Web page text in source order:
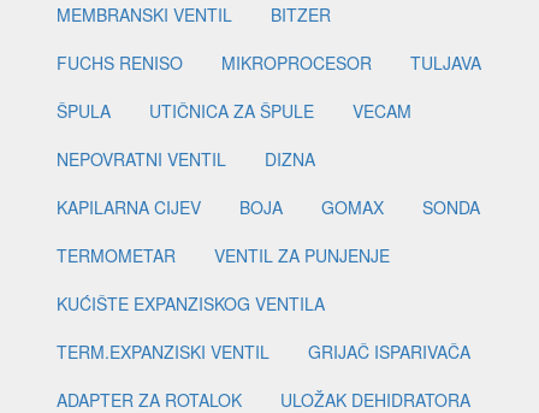
MEMBRANSKI VENTIL
BITZER
FUCHS RENISO
MIKROPROCESOR
TULJAVA
ŠPULA
UTIČNICA ZA ŠPULE
VECAM
NEPOVRATNI VENTIL
DIZNA
KAPILARNA CIJEV
BOJA GOMAX
SONDA
TERMOMETAR
VENTIL ZA PUNJENJE
KUĆIŠTE EXPANZISKOG VENTILA
TERM.EXPANZISKI VENTIL
GRIJAČ ISPARIVAČA
ADAPTER ZA ROTALOK
ULOŽAK DEHIDRATORA